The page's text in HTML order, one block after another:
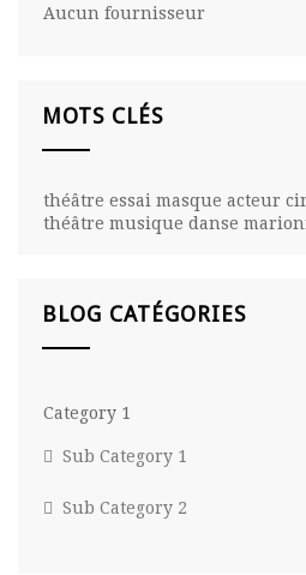
Aucun fournisseur
MOTS CLÉS
théâtre essai masque acteur
théâtre musique danse
BLOG CATÉGORIES
Category 1
Sub Category 1
Sub Category 2